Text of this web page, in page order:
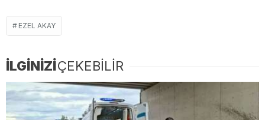
EZEL AKAY
İLGİNİZİÇEKEBİLİR